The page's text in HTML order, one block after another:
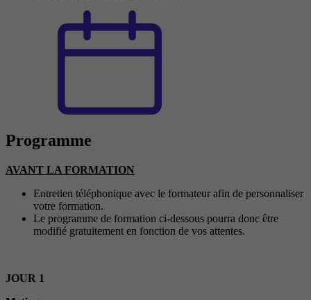
Programme
AVANT LA FORMATION
Entretien téléphonique avec le formateur afin de personnaliser
votre formation.
Le programme de formation ci-dessous pourra donc être
modifié gratuitement en fonction de vos attentes.
JOUR 1